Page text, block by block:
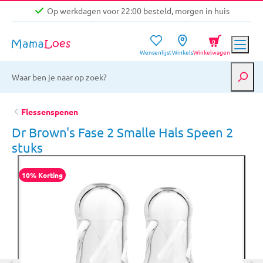
Op werkdagen voor 22:00 besteld, morgen in huis
Gratis verzending vanaf €39,-
Op werkdagen voor 22:00 besteld, morgen in huis
WensenlijstWinkelsWinkelwagen
0
Flessenspenen
Dr Brown's Fase 2 Smalle Hals Speen 2
stuks
10% Korting